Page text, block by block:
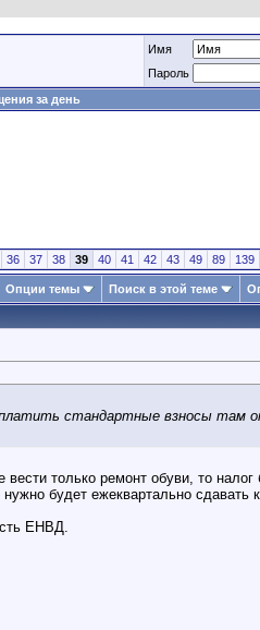
Имя
Пароль
за день
36 37 38 39 40 41 42 43 49 89 139
Опции темы Поиск в этой теме
стандартные взносы там
только ремонт обуви, то налог
будет ежеквартально
ЕНВД.